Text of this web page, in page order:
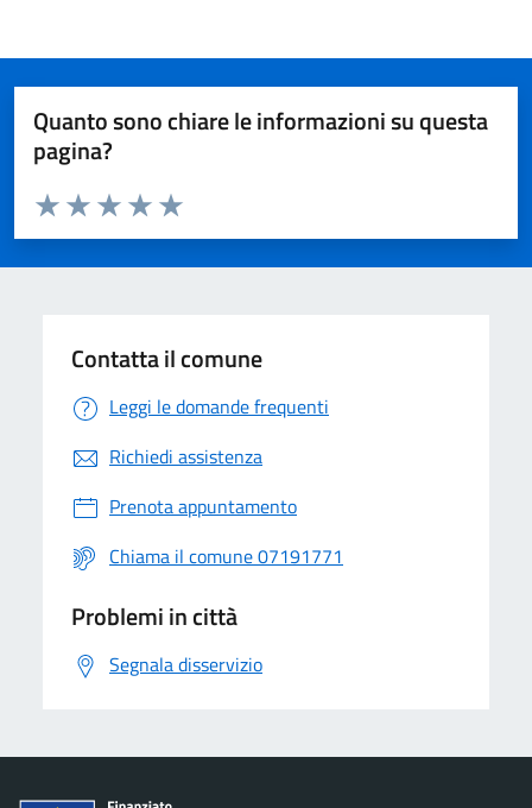
Quanto sono chiare le informazioni su questa
pagina?
Valuta da 1 a 5 stelle la pagina
Valuta 5 stelle su 5
Valuta 4 stelle su 5
Valuta 3 stelle su 5
Valuta 2 stelle su 5
Valuta 1 stelle su 5
Contatta il comune
Leggi le domande frequenti
Richiedi assistenza
Prenota appuntamento
Chiama il comune 07191771
Problemi in città
Segnala disservizio